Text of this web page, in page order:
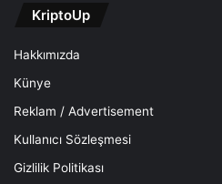
KriptoUp
Hakkımızda
Künye
Reklam / Advertisement
Kullanıcı Sözleşmesi
Gizlilik Politikası